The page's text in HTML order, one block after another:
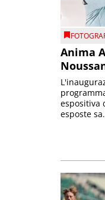
Anima
espositiva
esposte